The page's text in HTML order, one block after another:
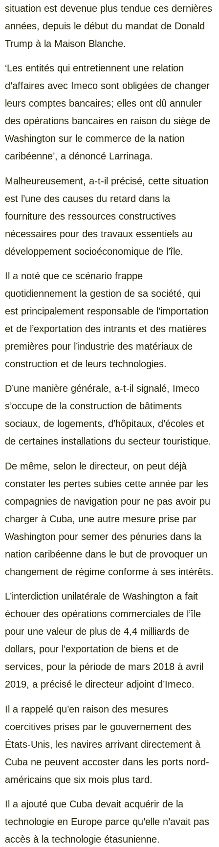
situation est devenue plus tendue ces dernières
années, depuis le début du mandat de Donald
Trump à la Maison Blanche.
‘Les entités qui entretiennent une relation
d’affaires avec Imeco sont obligées de changer
leurs comptes bancaires; elles ont dû annuler
des opérations bancaires en raison du siège de
Washington sur le commerce de la nation
caribéenne’, a dénoncé Larrinaga.
Malheureusement, a-t-il précisé, cette situation
est l’une des causes du retard dans la
fourniture des ressources constructives
nécessaires pour des travaux essentiels au
développement socioéconomique de l’île.
Il a noté que ce scénario frappe
quotidiennement la gestion de sa société, qui
est principalement responsable de l’importation
et de l’exportation des intrants et des matières
premières pour l’industrie des matériaux de
construction et de leurs technologies.
D’une manière générale, a-t-il signalé, Imeco
s’occupe de la construction de bâtiments
sociaux, de logements, d’hôpitaux, d’écoles et
de certaines installations du secteur touristique.
De même, selon le directeur, on peut déjà
constater les pertes subies cette année par les
compagnies de navigation pour ne pas avoir pu
charger à Cuba, une autre mesure prise par
Washington pour semer des pénuries dans la
nation caribéenne dans le but de provoquer un
changement de régime conforme à ses intérêts.
L’interdiction unilatérale de Washington a fait
échouer des opérations commerciales de l’île
pour une valeur de plus de 4,4 milliards de
dollars, pour l’exportation de biens et de
services, pour la période de mars 2018 à avril
2019, a précisé le directeur adjoint d’Imeco.
Il a rappelé qu’en raison des mesures
coercitives prises par le gouvernement des
États-Unis, les navires arrivant directement à
Cuba ne peuvent accoster dans les ports nord-
américains que six mois plus tard.
Il a ajouté que Cuba devait acquérir de la
technologie en Europe parce qu’elle n’avait pas
accès à la technologie étasunienne.